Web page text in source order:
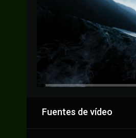
Fuentes de vídeo